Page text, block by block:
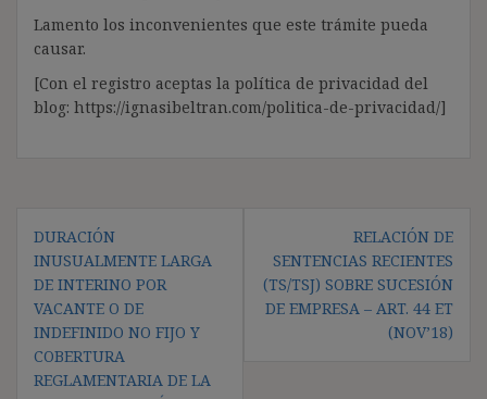
Lamento los inconvenientes que este trámite pueda
causar.
[Con el registro aceptas la política de privacidad del
blog: https://ignasibeltran.com/politica-de-privacidad/]
Navegación
de
entradas
DURACIÓN
INUSUALMENTE LARGA
DE INTERINO POR
VACANTE O DE
INDEFINIDO NO FIJO Y
COBERTURA
REGLAMENTARIA DE LA
RELACIÓN DE
SENTENCIAS RECIENTES
(TS/TSJ) SOBRE SUCESIÓN
DE EMPRESA – ART. 44 ET
(NOV’18)